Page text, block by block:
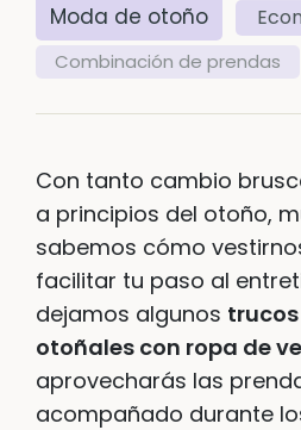
Moda de otoño
Combinación de prendas
Con tanto cambio
a principios del otoño,
sabemos cómo
facilitar tu paso al
dejamos algunos
otoñales con ropa de
aprovecharás las
acompañado durante